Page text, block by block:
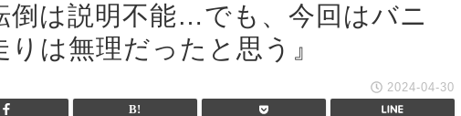
倒は説明不能…でも、今回はバニ
は無理だったと思う』
2024-04-30